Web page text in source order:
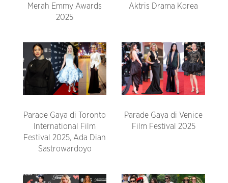
Merah Emmy Awards
2025
Aktris Drama Korea
Parade Gaya di Toronto
International Film
Festival 2025, Ada Dian
Sastrowardoyo
Parade Gaya di Venice
Film Festival 2025